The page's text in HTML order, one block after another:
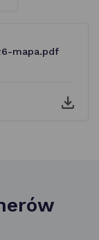
mapa.pdf